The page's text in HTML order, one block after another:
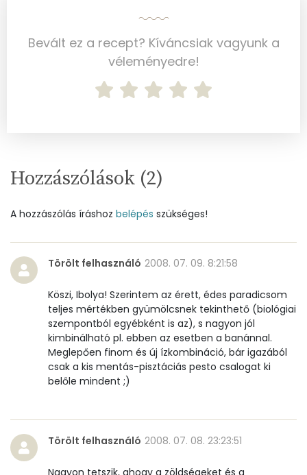
Magnézium
Réz
Mangán
Szénhidrát
Összesen
57 g
Cukor
32 mg
Élelmi rost
10 mg
Vitaminok
Bevált ez a recept? Kíváncsiak vagyunk a
véleményedre!
Hozzászólások (2)
A hozzászólás íráshoz belépés szükséges!
Törölt felhasználó 2008. 07. 09. 8:21:58
Köszi, Ibolya! Szerintem az érett, édes paradicsom
teljes mértékben gyümölcsnek tekinthető (biológiai
szempontból egyébként is az), s nagyon jól
kimbinálható pl. ebben az esetben a banánnal.
Meglepően finom és új ízkombináció, bár igazából
csak a kis mentás-pisztáciás pesto csalogat ki
belőle mindent ;)
Törölt felhasználó 2008. 07. 08. 23:23:51
Nagyon tetszik, ahogy a zöldségeket és a